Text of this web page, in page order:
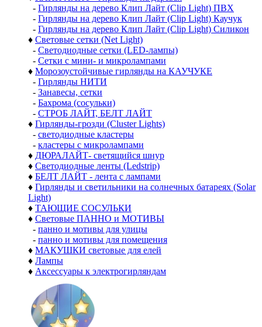
- Гирлянды на дерево Клип Лайт (Clip Light) ПВХ
- Гирлянды на дерево Клип Лайт (Clip Light) Каучук
- Гирлянды на дерево Клип Лайт (Clip Light) Силикон
♦ Световые сетки (Net Light)
- Светодиодные сетки (LED-лампы)
- Сетки с мини- и микролампами
♦ Морозоустойчивые гирлянды на КАУЧУКЕ
- Гирлянды НИТИ
- Занавесы, сетки
- Бахрома (сосульки)
- СТРОБ ЛАЙТ, БЕЛТ ЛАЙТ
♦ Гирлянды-грозди (Cluster Lights)
- светодиодные кластеры
- кластеры с микролампами
♦ ДЮРАЛАЙТ- светящийся шнур
♦ Светодиодные ленты (Ledstrip)
♦ БЕЛТ ЛАЙТ - лента с лампами
♦ Гирлянды и светильники на солнечных батареях (Solar
Light)
♦ ТАЮЩИЕ СОСУЛЬКИ
♦ Световые ПАННО и МОТИВЫ
- панно и мотивы для улицы
- панно и мотивы для помещения
♦ МАКУШКИ световые для елей
♦ Лампы
♦ Аксессуары к электрогирляндам